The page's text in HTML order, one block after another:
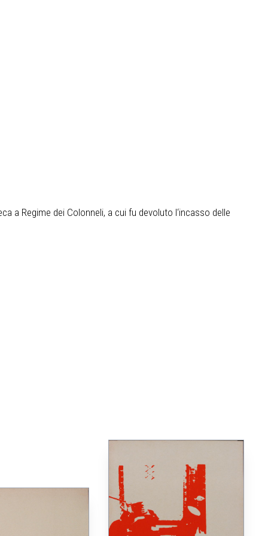
a Regime dei Colonneli, a cui fu devoluto l‘incasso delle